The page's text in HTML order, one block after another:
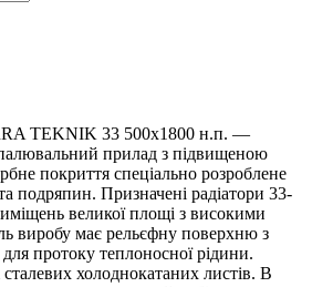
TEKNIK 33 500х1800 н.п. —
прилад з підвищеною
покриття спеціально розроблене
та подряпин. Призначені радіатори 33-
великої площі з високими
виробу має рельєфну поверхню з
протоку теплоносної рідини.
сталевих холоднокатаних листів. В